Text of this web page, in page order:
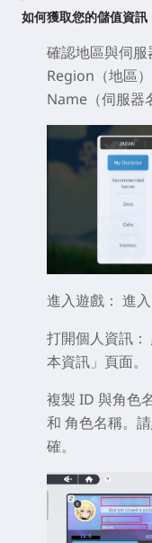
如何獲取您的儲值資訊
確認地區與伺服
Region（地區）
Name（伺服器
進入遊戲： 進
打開個人資訊：
本資訊」頁面。
複製 ID 與角色
和 角色名稱。
確。